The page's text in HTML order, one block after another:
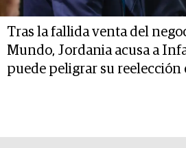
Tras la fallida venta del
Mundo, Jordania acusa a
puede peligrar su reelección